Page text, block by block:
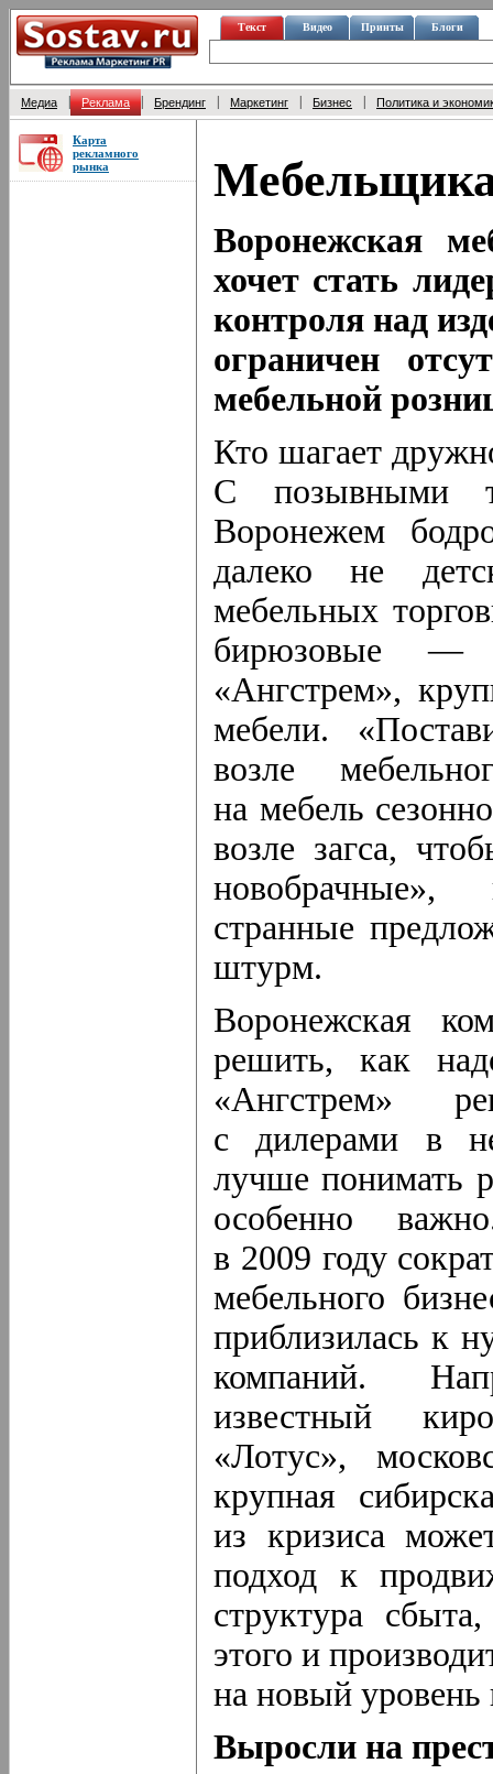
Текст Видео Принты Блоги
Медиа Реклама Брендинг Маркетинг Бизнес Политика и
Карта
рекламного
рынка
Воронежская
хочет стать
контроля над
ограничен
мебельной
Кто шагает
С позывными
Воронежем
далеко не
мебельных
бирюзовые —
«Ангстрем»,
мебели.
возле
на мебель
возле загса,
странные
штурм.
Воронежская
решить, как
«Ангстрем»
с дилерами в
лучше понимать
особенно
в 2009 году
мебельного
приблизилась к
компаний.
известный
«Лотус»,
крупная
из кризиса
подход к
структура
этого и
на новый уровень
Выросли на